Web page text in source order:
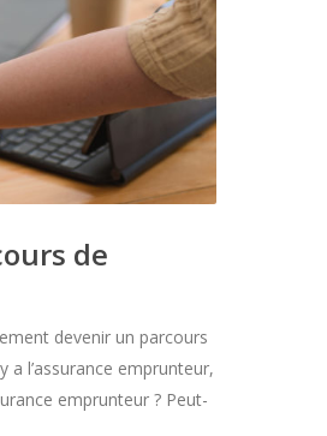
de
devenir un parcours
l’assurance emprunteur,
emprunteur ? Peut-